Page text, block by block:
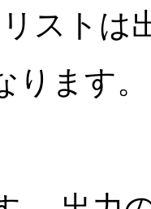
ストは
ります